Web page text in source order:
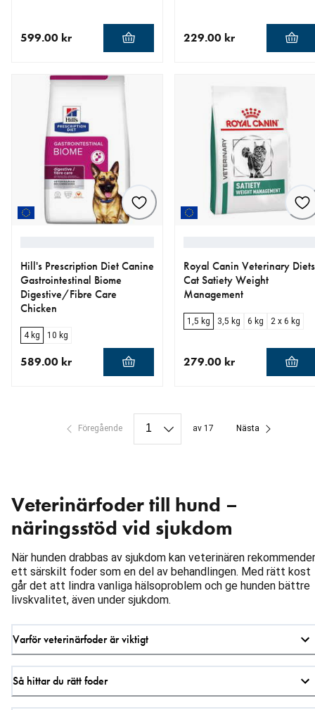
599.00 kr 229.00 kr
Hill's Prescription Diet Canine
Gastrointestinal Biome
Digestive/Fibre Care
Chicken
4 kg 10 kg
589.00 kr
Royal Canin Veterinary Diets
Cat Satiety Weight
Management
1,5 kg 3,5 kg 6 kg 2 x 6 kg
279.00 kr
Föregående av 17 Nästa
Veterinärfoder till hund –
näringsstöd vid sjukdom
När hunden drabbas av sjukdom kan veterinären
ett särskilt foder som en del av behandlingen. Med rätt kost
går det att lindra vanliga hälsoproblem och ge hunden bättre
livskvalitet, även under sjukdom.
Varför veterinärfoder är viktigt
Så hittar du rätt foder